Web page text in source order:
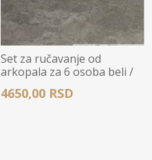
Set za ručavanje od
arkopala za 6 osoba beli /
4650,00 RSD